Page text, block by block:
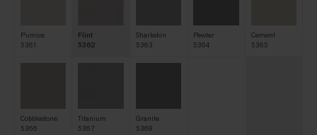
Pumice
5361
Flint
5362
Sharkskin
5363
Pewter
5364
Cement
5365
Cobblestone
5366
Titanium
5367
Granite
5368